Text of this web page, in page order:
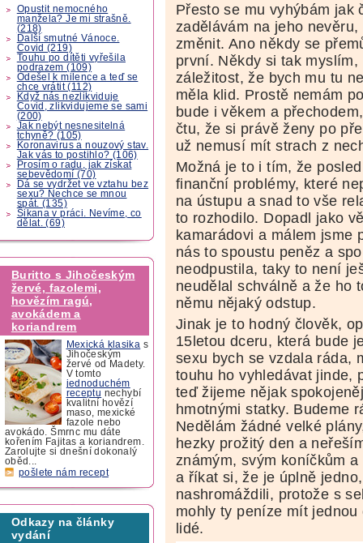
Opustit nemocného
manžela? Je mi strašně.
(218)
Další smutné Vánoce.
Covid (219)
Touhu po dítěti vyřešila
podrazem (109)
Odešel k milence a teď se
chce vrátit (112)
Když nás nezlikviduje
Covid, zlikvidujeme se sami
(200)
Jak nebýt nesnesitelná
tchyně? (105)
Koronavirus a nouzový stav.
Jak vás to postihlo? (106)
Prosím o radu, jak získat
sebevědomí (70)
Dá se vydržet ve vztahu bez
sexu? Nechce se mnou
spát. (135)
Šikana v práci. Nevíme, co
dělat. (69)
Buritto s Jihočeským
žervé, fazolemi,
hovězím ragú,
avokádem a
koriandrem
Mexická klasika s
Jihočeským
žervé od Madety.
V tomto
jednoduchém
receptu nechybí
kvalitní hovězí
maso, mexické
fazole nebo
avokádo. Šmrnc mu dáte
kořením Fajitas a koriandrem.
Zarolujte si dnešní dokonalý
oběd...
pošlete nám recept
Odkazy na články
vydání
Přesto se mu vyhýbám
zadělávám na jeho
změnit. Ano někdy se
první. Někdy si tak
záležitost, že bych mu tu
měla klid. Prostě nemám
bude i věkem a
čtu, že si právě ženy po
už nemusí mít strach z
Možná je to i tím, že
finanční problémy, které
na ústupu a snad to vše
to rozhodilo. Dopadl jako
kamarádovi a málem jsme
nás to spoustu peněz a
neodpustila, taky to není
neudělal schválně a že ho
němu nějaký odstup.
Jinak je to hodný člověk,
15letou dceru, která bude
sexu bych se vzdala ráda,
touhu ho vyhledávat jinde,
teď žijeme nějak
hmotnými statky. Budeme
Nedělám žádné velké
hezky prožitý den a
známým, svým koníčkům
a říkat si, že je úplně
nashromáždili, protože s
mohly ty peníze mít
lidé.